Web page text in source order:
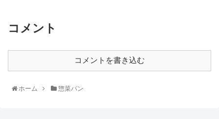
コメント
コメントを書き込む
ホーム 惣菜パン